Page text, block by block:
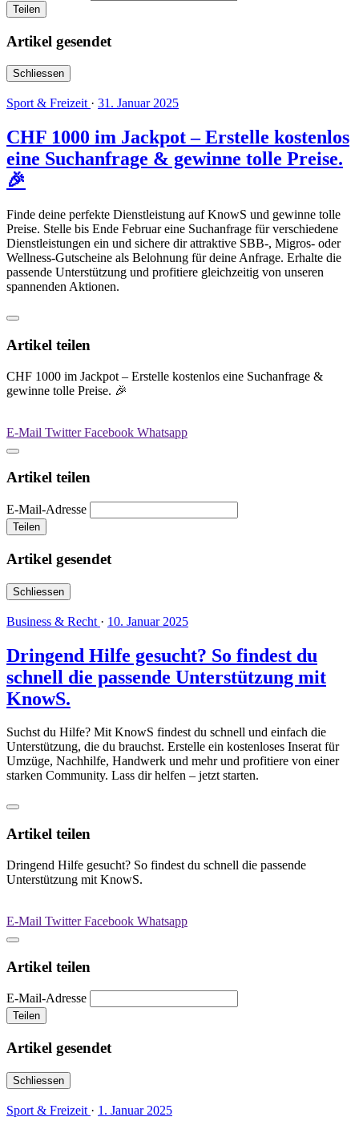
Teilen
Artikel gesendet
Schliessen
Sport & Freizeit · 31. Januar 2025
CHF 1000 im Jackpot – Erstelle kostenlos
eine Suchanfrage & gewinne tolle Preise.
🎉
Finde deine perfekte Dienstleistung auf KnowS und gewinne tolle
Preise. Stelle bis Ende Februar eine Suchanfrage für verschiedene
Dienstleistungen ein und sichere dir attraktive SBB-, Migros- oder
Wellness-Gutscheine als Belohnung für deine Anfrage. Erhalte die
passende Unterstützung und profitiere gleichzeitig von unseren
spannenden Aktionen.
Artikel teilen
CHF 1000 im Jackpot – Erstelle kostenlos eine Suchanfrage &
gewinne tolle Preise. 🎉
E-Mail TwitterFacebook Whatsapp
Artikel teilen
E-Mail-Adresse
Teilen
Artikel gesendet
Schliessen
Business & Recht · 10. Januar 2025
Dringend Hilfe gesucht? So findest du
schnell die passende Unterstützung mit
KnowS.
Suchst du Hilfe? Mit KnowS findest du schnell und einfach die
Unterstützung, die du brauchst. Erstelle ein kostenloses Inserat für
Umzüge, Nachhilfe, Handwerk und mehr und profitiere von einer
starken Community. Lass dir helfen – jetzt starten.
Artikel teilen
Dringend Hilfe gesucht? So findest du schnell die passende
Unterstützung mit KnowS.
E-Mail TwitterFacebook Whatsapp
Artikel teilen
E-Mail-Adresse
Teilen
Artikel gesendet
Schliessen
Sport & Freizeit · 1. Januar 2025